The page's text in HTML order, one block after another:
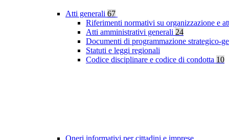
Atti generali 67
Riferimenti normativi su organizzazione e
Atti amministrativi generali 24
Documenti di programmazione strategico-
Statuti e leggi regionali
Codice disciplinare e codice di condotta 10